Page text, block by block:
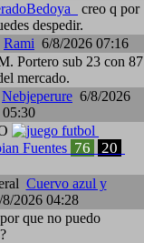
creo q por
despedir.
Rami 6/8/2026 07:16
Portero sub 23 con 87
mercado.
Nebjeperure 6/8/2026
05:30
Fuentes 76 20
Cuervo azul y
8/2026 04:28
que no puedo